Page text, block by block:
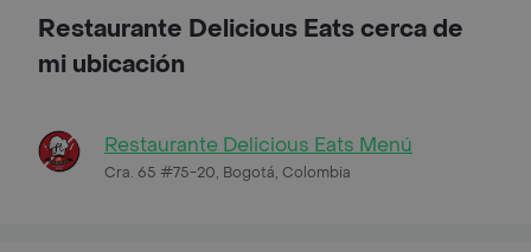
Restaurante Delicious Eats cerca de
mi ubicación
Restaurante Delicious Eats Menú
Cra. 65 #75-20, Bogotá, Colombia